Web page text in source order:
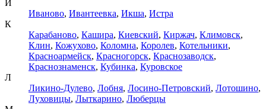
И
Иваново, Ивантеевка, Икша, Истра
К
Карабаново, Кашира, Киевский, Киржач, Климовск,
Клин, Кожухово, Коломна, Королев, Котельники,
Красноармейск, Красногорск, Краснозаводск,
Краснознаменск, Кубинка, Куровское
Л
Ликино-Дулево, Лобня, Лосино-Петровский, Лотошино,
Луховицы, Лыткарино, Люберцы